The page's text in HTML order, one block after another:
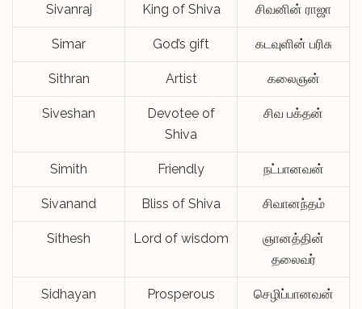
Sivanraj King of Shiva சிவனின் ராஜா
Simar God’s gift கடவுளின் பரிசு
Sithran Artist கலைஞன்
Siveshan
Devotee of
Shiva
சிவ பக்தன்
Simith Friendly நட்பானவன்
Sivanand Bliss of Shiva சிவானந்தம்
Sithesh Lord of wisdom
ஞானத்தின்
தலைவர்
Sidhayan Prosperous செழிப்பானவன்